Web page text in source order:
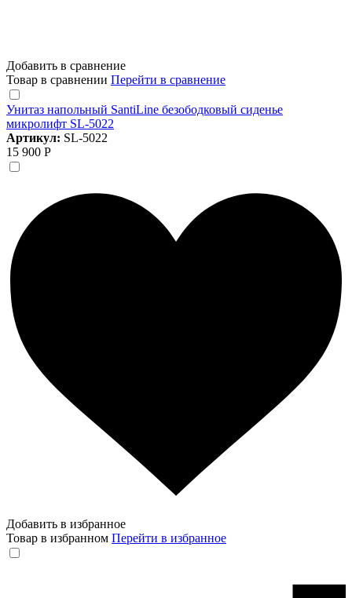
Добавить в сравнение
Товар в сравнении Перейти в сравнение
Унитаз напольный SantiLine безободковый сиденье
микролифт SL-5022
Артикул: SL-5022
15 900 Р
Добавить в избранное
Товар в избранном Перейти в избранное